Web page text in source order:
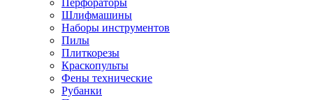
Автозвук
Автомагнитолы
Колонки
Усилители
Модуляторы fm
Аксессуары
Электроника
Шлифмашины
Наборы инструментов
Пилы
Плиткорезы
Краскопульты
Фены технические
Рубанки